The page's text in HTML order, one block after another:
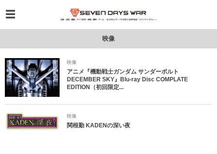
映像
映像
アニメ『機動戦士ガンダム サンダーボルト
DECEMBER SKY』Blu-ray Disc COMPLATE
EDITION（初回限定...
映像
関根勤 KADENの深い夜